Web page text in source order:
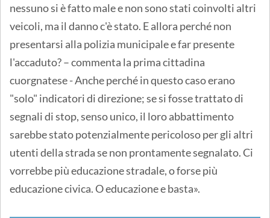
nessuno si è fatto male e non sono stati coinvolti altri
veicoli, ma il danno c'è stato. E allora perché non
presentarsi alla polizia municipale e far presente
l'accaduto? – commenta la prima cittadina
cuorgnatese - Anche perché in questo caso erano
"solo" indicatori di direzione; se si fosse trattato di
segnali di stop, senso unico, il loro abbattimento
sarebbe stato potenzialmente pericoloso per gli altri
utenti della strada se non prontamente segnalato. Ci
vorrebbe più educazione stradale, o forse più
educazione civica. O educazione e basta».